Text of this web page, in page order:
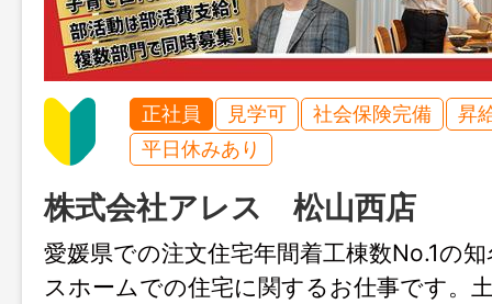
正社員 見学可 社会保険完備
昇
平日休みあり
株式会社アレス 松山西店
愛媛県での注文住宅年間着工棟数No.1の
スホームでの住宅に関するお仕事です。